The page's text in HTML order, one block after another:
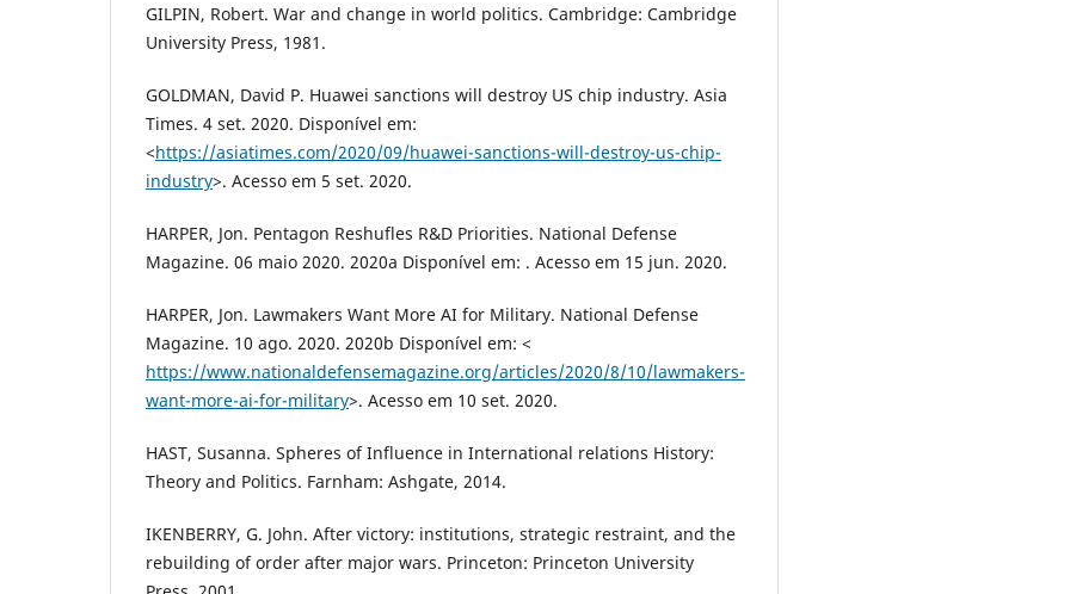
GILPIN, Robert. War and change in world politics. Cambridge: Cambridge
University Press, 1981.
GOLDMAN, David P. Huawei sanctions will destroy US chip industry. Asia
Times. 4 set. 2020. Disponível em:
<https://asiatimes.com/2020/09/huawei-sanctions-will-destroy-us-chip-
industry>. Acesso em 5 set. 2020.
HARPER, Jon. Pentagon Reshufles R&D Priorities. National Defense
Magazine. 06 maio 2020. 2020a Disponível em: . Acesso em 15 jun. 2020.
HARPER, Jon. Lawmakers Want More AI for Military. National Defense
Magazine. 10 ago. 2020. 2020b Disponível em: <
https://www.nationaldefensemagazine.org/articles/2020/8/10/lawmakers-
want-more-ai-for-military>. Acesso em 10 set. 2020.
HAST, Susanna. Spheres of Influence in International relations History:
Theory and Politics. Farnham: Ashgate, 2014.
IKENBERRY, G. John. After victory: institutions, strategic restraint, and the
rebuilding of order after major wars. Princeton: Princeton University